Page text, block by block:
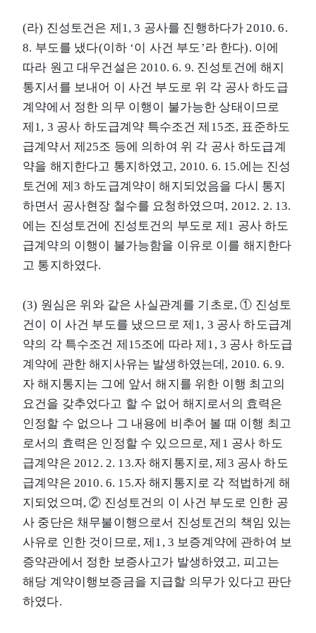
(라) 진성토건은 제1, 3 공사를 진행하다가 2010. 6.
8. 부도를 냈다(이하 ‘이 사건 부도’라 한다). 이에
따라 원고 대우건설은 2010. 6. 9. 진성토건에 해지
통지서를 보내어 이 사건 부도로 위 각 공사 하도급
계약에서 정한 의무 이행이 불가능한 상태이므로
제1, 3 공사 하도급계약 특수조건 제15조, 표준하도
급계약서 제25조 등에 의하여 위 각 공사 하도급계
약을 해지한다고 통지하였고, 2010. 6. 15.에는 진성
토건에 제3 하도급계약이 해지되었음을 다시 통지
하면서 공사현장 철수를 요청하였으며, 2012. 2. 13.
에는 진성토건에 진성토건의 부도로 제1 공사 하도
급계약의 이행이 불가능함을 이유로 이를 해지한다
고 통지하였다.
(3) 원심은 위와 같은 사실관계를 기초로, ① 진성토
건이 이 사건 부도를 냈으므로 제1, 3 공사 하도급계
약의 각 특수조건 제15조에 따라 제1, 3 공사 하도급
계약에 관한 해지사유는 발생하였는데, 2010. 6. 9.
자 해지통지는 그에 앞서 해지를 위한 이행 최고의
요건을 갖추었다고 할 수 없어 해지로서의 효력은
인정할 수 없으나 그 내용에 비추어 볼 때 이행 최고
로서의 효력은 인정할 수 있으므로, 제1 공사 하도
급계약은 2012. 2. 13.자 해지통지로, 제3 공사 하도
급계약은 2010. 6. 15.자 해지통지로 각 적법하게 해
지되었으며, ② 진성토건의 이 사건 부도로 인한 공
사 중단은 채무불이행으로서 진성토건의 책임 있는
사유로 인한 것이므로, 제1, 3 보증계약에 관하여 보
증약관에서 정한 보증사고가 발생하였고, 피고는
해당 계약이행보증금을 지급할 의무가 있다고 판단
하였다.